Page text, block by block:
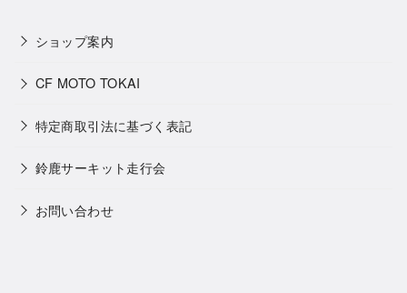
ショップ案内
CF MOTO TOKAI
特定商取引法に基づく表記
鈴鹿サーキット走行会
お問い合わせ